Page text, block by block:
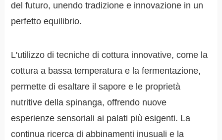
del futuro, unendo tradizione e innovazione in un
perfetto equilibrio.
L'utilizzo di tecniche di cottura innovative, come la
cottura a bassa temperatura e la fermentazione,
permette di esaltare il sapore e le proprietà
nutritive della spinanga, offrendo nuove
esperienze sensoriali ai palati più esigenti. La
continua ricerca di abbinamenti inusuali e la